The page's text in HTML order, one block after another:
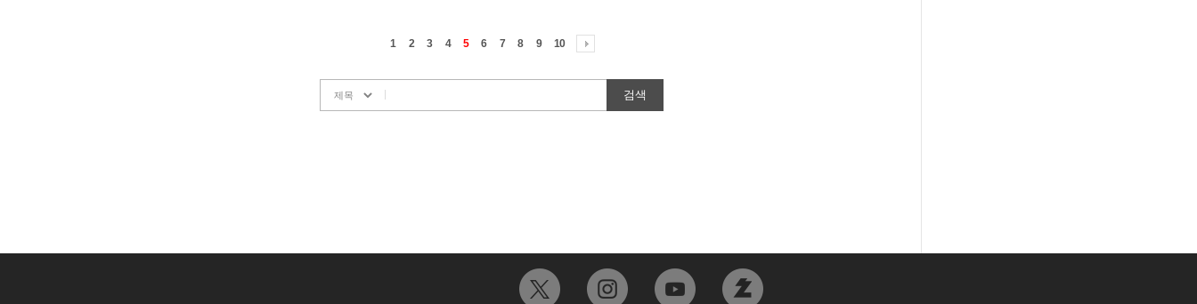
1 2 3 4 5 6 7 8 9 10